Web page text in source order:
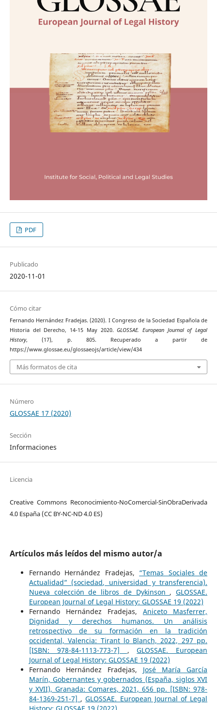
PDF
Publicado
2020-11-01
Cómo citar
Fernando Hernández Fradejas. (2020). I Congreso de la Sociedad Española de
Historia del Derecho, 14-15 May 2020.GLOSSAE. European Journal of Legal
History, (17), p. 805. Recuperado a partir de
https://www.glossae.eu/glossaeojs/article/view/434
Más formatos de cita
Número
GLOSSAE 17 (2020)
Sección
Informaciones
Licencia
Creative Commons Reconocimiento-NoComercial-SinObraDerivada
4.0 España (CC BY-NC-ND 4.0 ES)
Artículos más leídos del mismo autor/a
Fernando Hernández Fradejas, “Temas Sociales de
Actualidad” (sociedad, universidad y transferencia).
Nueva colección de libros de Dykinson ,GLOSSAE.
European Journal of Legal History: GLOSSAE 19 (2022)
Fernando Hernández Fradejas,Aniceto Masferrer,
Dignidad y derechos humanos. Un análisis
retrospectivo de su formación en la tradición
occidental, Valencia: Tirant lo Blanch, 2022, 297 pp.
[ISBN: 978-84-1113-773-7] ,GLOSSAE. European
Journal of Legal History: GLOSSAE 19 (2022)
Fernando Hernández Fradejas, José María García
Marín, Gobernantes y gobernados (España, siglos XVI
y XVII), Granada: Comares, 2021, 656 pp. [ISBN: 978-
84-1369-251-7] ,GLOSSAE. European Journal of Legal